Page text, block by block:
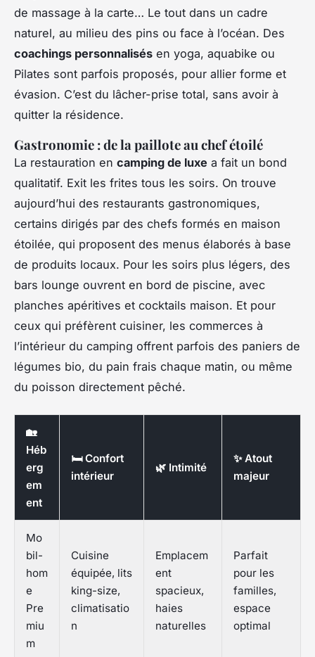
de massage à la carte… Le tout dans un cadre
naturel, au milieu des pins ou face à l’océan. Des
coachings personnalisés en yoga, aquabike ou
Pilates sont parfois proposés, pour allier forme et
évasion. C’est du lâcher-prise total, sans avoir à
quitter la résidence.
Gastronomie : de la paillote au chef étoilé
La restauration en camping de luxe a fait un bond
qualitatif. Exit les frites tous les soirs. On trouve
aujourd’hui des restaurants gastronomiques,
certains dirigés par des chefs formés en maison
étoilée, qui proposent des menus élaborés à base
de produits locaux. Pour les soirs plus légers, des
bars lounge ouvrent en bord de piscine, avec
planches apéritives et cocktails maison. Et pour
ceux qui préfèrent cuisiner, les commerces à
l’intérieur du camping offrent parfois des paniers de
légumes bio, du pain frais chaque matin, ou même
du poisson directement pêché.
🏡
Héb
erg
em
ent
🛏️ Confort
intérieur
🌿 Intimité
✨ Atout
majeur
Mo
bil-
hom
e
Pre
miu
m
Cuisine
équipée, lits
king-size,
climatisatio
n
Emplacem
ent
spacieux,
haies
naturelles
Parfait
pour les
familles,
espace
optimal